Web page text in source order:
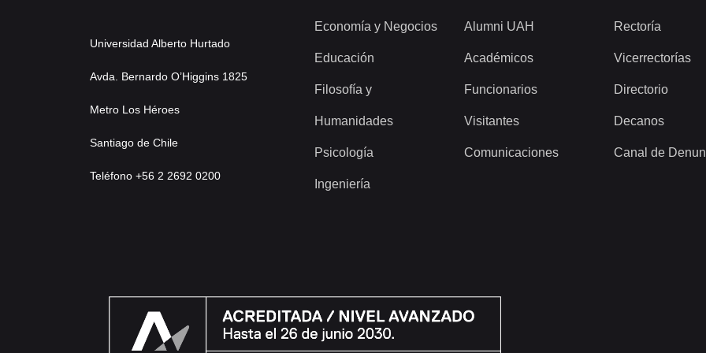
Universidad Alberto Hurtado
Avda. Bernardo O’Higgins 1825
Metro Los Héroes
Santiago de Chile
Teléfono +56 2 2692 0200
Economía y Negocios
Educación
Filosofía y
Humanidades
Psicología
Ingeniería
Alumni UAH
Académicos
Funcionarios
Visitantes
Comunicaciones
Rectoría
Vicerrectorías
Directorio
Decanos
Canal de